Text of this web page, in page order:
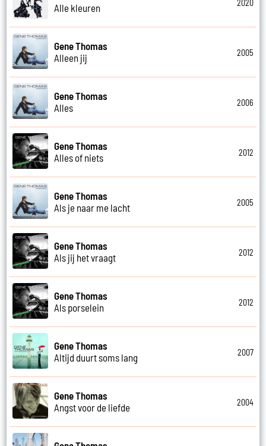
Alle kleuren
2020
Gene Thomas
Alleen jij
2005
Gene Thomas
Alles
2006
Gene Thomas
Alles of niets
2012
Gene Thomas
Als je naar me lacht
2005
Gene Thomas
Als jij het vraagt
2012
Gene Thomas
Als porselein
2012
Gene Thomas
Altijd duurt soms lang
2007
Gene Thomas
Angst voor de liefde
2004